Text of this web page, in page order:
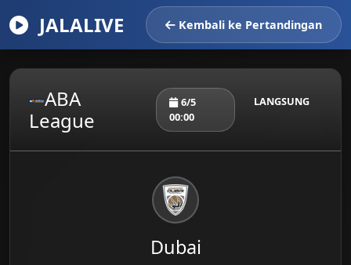
JALALIVE Kembali ke Pertandingan
ABA
League
6/5
00:00
LANGSUNG
Dubai